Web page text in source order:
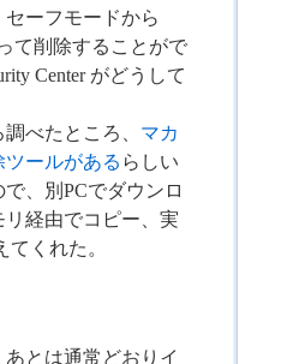
ーフモードから
て削除することがで
Center がどうして
べたところ、 マカ
ールがある らしい
、別PCでダウンロ
経由でコピー、実
くれた。
あとは通常どおりイ